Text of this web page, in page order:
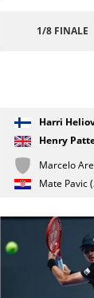
1/8 FINALE
Nazionalità
Harri
Henry
Marcelo
Mate Pavic